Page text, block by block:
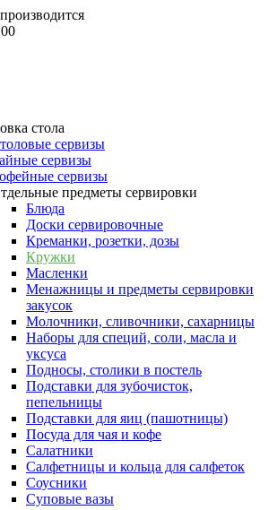
стола
сервизы
сервизы
сервизы
предметы сервировки
Блюда
Доски сервировочные
Креманки, розетки, дозы
Кружки
Масленки
Менажницы и предметы сервировки
закусок
Молочники, сливочники, сахарницы
Наборы для специй, соли, масла и
уксуса
Подносы, столики в постель
Подставки для зубочисток,
пепельницы
Подставки для яиц (пашотницы)
Посуда для чая и кофе
Салатники
Салфетницы и кольца для салфеток
Соусники
Суповые вазы